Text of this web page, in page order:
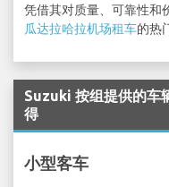
凭借其对质量、可靠性和
瓜达拉哈拉机场租车的热
Suzuki 按组提供的车
得
小型客车